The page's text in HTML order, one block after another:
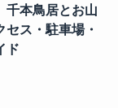
千本鳥居とお山
ス・駐車場・
ド